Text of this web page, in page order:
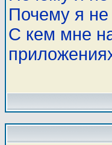
Почему я не
С кем мне